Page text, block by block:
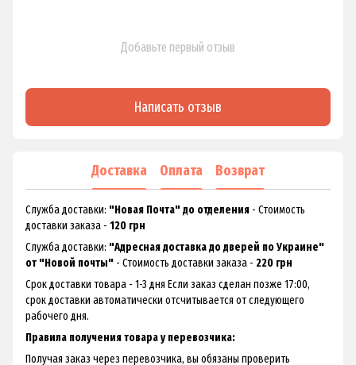
Добавьте первый отзыв
Написать отзыв
Доставка Оплата Возврат
Служба доставки: "Новая Почта" до отделения - Стоимость
доставки заказа - 120 грн
Служба доставки: "Адресная доставка до дверей по Украине"
от "Новой почты" - Стоимость доставки заказа - 220 грн
Срок доставки товара - 1-3 дня Если заказ сделан позже 17:00,
срок доставки автоматически отсчитывается от следующего
рабочего дня.
Правила получения товара у перевозчика:
Получая заказ через перевозчика, вы обязаны проверить